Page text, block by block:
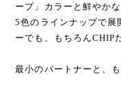
ープ」カラーと鮮やか
5色のラインナップで展
ーでも、もちろんCHIP
最小のパートナーと、